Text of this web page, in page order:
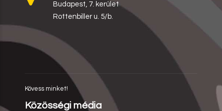
Budapest, 7. kerület
Rottenbiller u. 5/b.
Kövess minket!
Közösségi média